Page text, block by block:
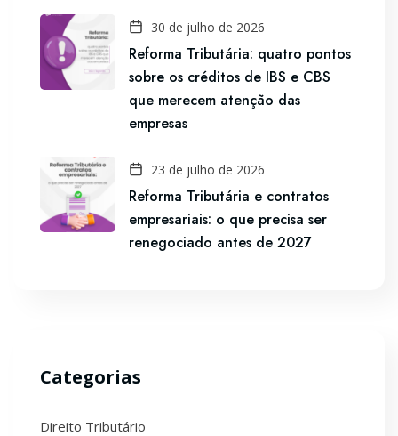
30 de julho de 2026
Reforma Tributária: quatro pontos
sobre os créditos de IBS e CBS
que merecem atenção das
empresas
23 de julho de 2026
Reforma Tributária e contratos
empresariais: o que precisa ser
renegociado antes de 2027
Categorias
Direito Tributário